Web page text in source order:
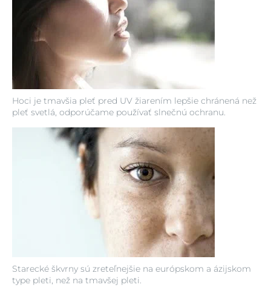
Hoci je tmavšia pleť pred UV žiarením lepšie chránená než
pleť svetlá, odporúčame používať slnečnú ochranu.
Starecké škvrny sú zreteľnejšie na európskom a ázijskom
type pleti, než na tmavšej pleti.